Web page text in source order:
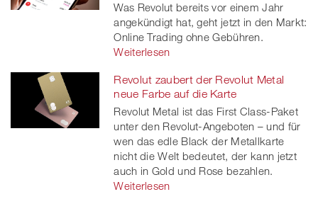
Was Revolut bereits vor einem Jahr
angekündigt hat, geht jetzt in den Markt:
Online Trading ohne Gebühren.
Weiterlesen
Revolut zaubert der Revolut Metal
neue Farbe auf die Karte
Revolut Metal ist das First Class-Paket
unter den Revolut-Angeboten – und für
wen das edle Black der Metallkarte
nicht die Welt bedeutet, der kann jetzt
auch in Gold und Rose bezahlen.
Weiterlesen